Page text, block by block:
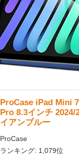
ProCase iPad Mini
Pro 8.3インチ 2024/
イアンブルー
ProCase
ランキング: 1,079位